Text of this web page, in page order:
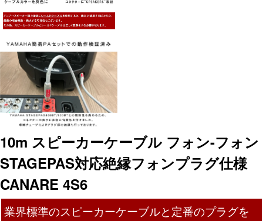
10m スピーカーケーブル フォン-フォン
STAGEPAS対応絶縁フォンプラグ仕様
CANARE 4S6
業界標準のスピーカーケーブルと定番のプラグを